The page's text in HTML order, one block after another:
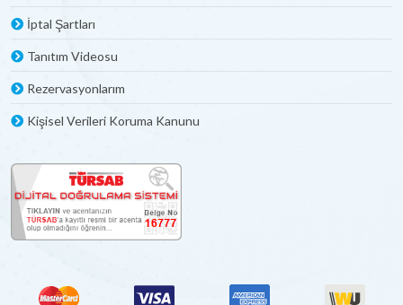
İptal Şartları
Tanıtım Videosu
Rezervasyonlarım
Kişisel Verileri Koruma Kanunu